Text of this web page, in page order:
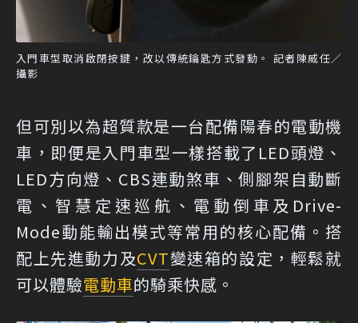
入門車型取消啟閉按鍵，改以傳統鑰匙方式發動。 記者陳威任／
攝影
但可別以為超質款是一台配備陽春的電動機
車，即便是入門車型一樣搭載了LED頭燈、
LED方向燈、CBS連動煞車、側腳架自動斷
電、智慧定速巡航、電動倒車及Drive-
Mode動能輸出模式等常用的核心配備。搭
配上先進動力及CVT變速箱的設定，輕鬆就
可以體驗電動車的騎乘快感。